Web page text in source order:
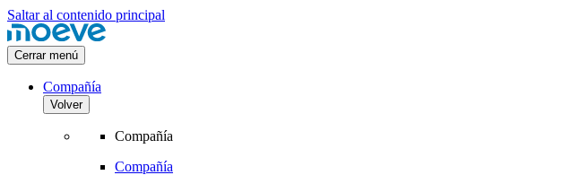
Saltar al contenido principal
Cerrar menú
Compañía
Volver
Compañía
Compañía